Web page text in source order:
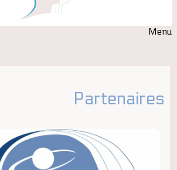
Menu
Partenaires